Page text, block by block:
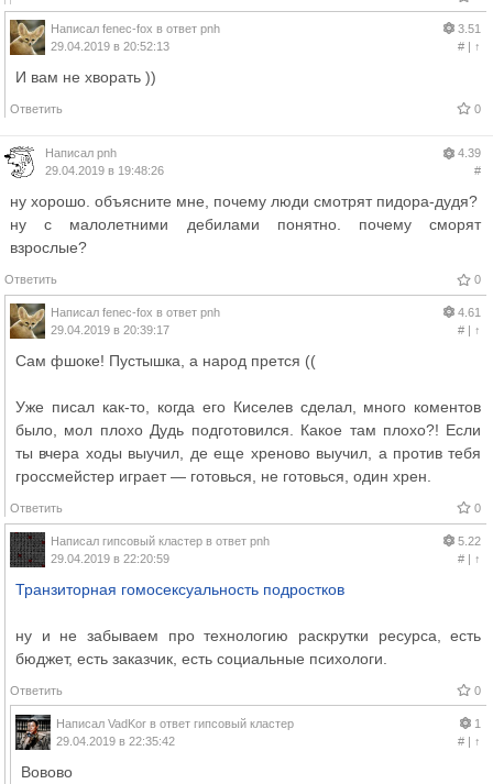
Написал fenec-fox в ответ pnh
29.04.2019 в 20:52:13
3.51
#| ↑
И вам не хворать ))
Ответить 0
Написал pnh
29.04.2019 в 19:48:26
4.39
#
ну хорошо. объясните мне, почему люди смотрят пидора-дудя?
ну с малолетними дебилами понятно. почему сморят
взрослые?
Ответить 0
Написал fenec-fox в ответ pnh
29.04.2019 в 20:39:17
4.61
#| ↑
Сам фшоке! Пустышка, а народ прется ((
Уже писал как-то, когда его Киселев сделал, много коментов
было, мол плохо Дудь подготовился. Какое там плохо?! Если
ты вчера ходы выучил, де еще хреново выучил, а против тебя
гроссмейстер играет — готовься, не готовься, один хрен.
Ответить 0
Написал гипсовый кластер в ответ pnh
29.04.2019 в 22:20:59
5.22
#| ↑
Транзиторная гомосексуальность подростков
ну и не забываем про технологию раскрутки ресурса, есть
бюджет, есть заказчик, есть социальные психологи.
Ответить 0
Написал VadKor в ответ гипсовый кластер
29.04.2019 в 22:35:42
1
#| ↑
Вовово